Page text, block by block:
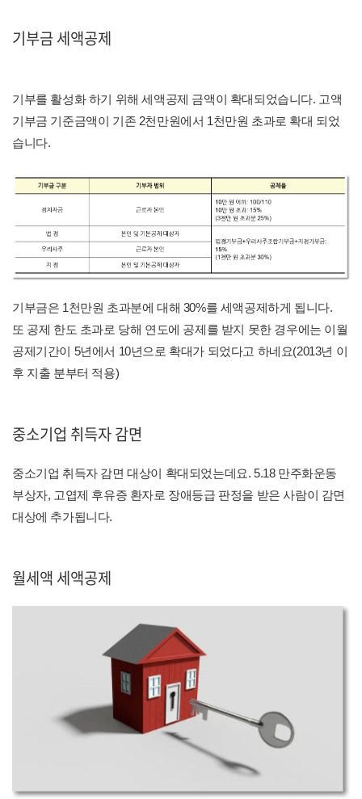
기부금 세액공제
기부를 활성화 하기 위해 세액공제 금액이 확대되었습니다. 고액
기부금 기준금액이 기존 2천만원에서 1천만원 초과로 확대 되었
습니다.
기부금은 1천만원 초과분에 대해 30%를 세액공제하게 됩니다.
또 공제 한도 초과로 당해 연도에 공제를 받지 못한 경우에는 이월
공제기간이 5년에서 10년으로 확대가 되었다고 하네요(2013년 이
후 지출 분부터 적용)
중소기업 취득자 감면
중소기업 취득자 감면 대상이 확대되었는데요. 5.18 만주화운동
부상자, 고엽제 후유증 환자로 장애등급 판정을 받은 사람이 감면
대상에 추가됩니다.
월세액 세액공제